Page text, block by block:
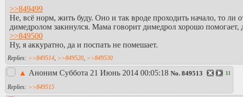
>>849499
Не, всё норм, жить буду. Оно и так вроде проходить начало, то
димедролом закинулся. Мама говорит димедрол хорошо
>>849500
Ну, я аккуратно, да и поспать не помешает.
>>849514 >>849520 >>849530
▲ Аноним Суббота 21 Июнь 2014 00:05:18 No. 849513 11
>>849515